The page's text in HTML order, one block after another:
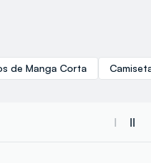
de Manga Corta